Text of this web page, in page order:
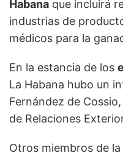
Habana que incluirá
industrias de
médicos para la
En la estancia de los
La Habana hubo un
Fernández de
de Relaciones
Otros miembros de la